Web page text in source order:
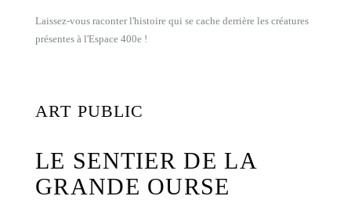
Laissez-vous raconter l'histoire qui se cache derrière les créatures
présentes à l'Espace 400e !
ART PUBLIC
LE SENTIER DE LA
GRANDE OURSE